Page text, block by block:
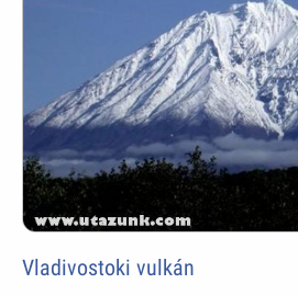
Vladivostoki vulkán